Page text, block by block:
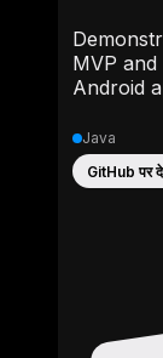
MVP
Android
Java
GitHub पर